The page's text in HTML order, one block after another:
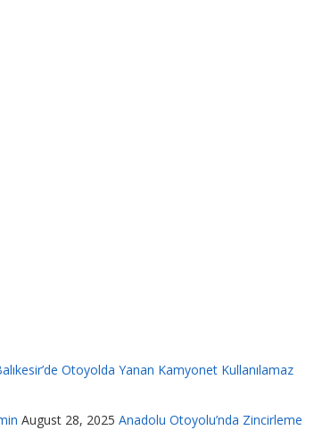
Otoyolda Yanan Kamyonet Kullanılamaz
August 28, 2025 Anadolu Otoyolu’nda Zincirleme